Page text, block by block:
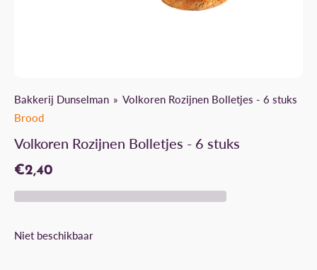
Bakkerij Dunselman
Volkoren Rozijnen Bolletjes - 6 stuks
Brood
Volkoren Rozijnen Bolletjes - 6 stuks
€2,40
Niet beschikbaar